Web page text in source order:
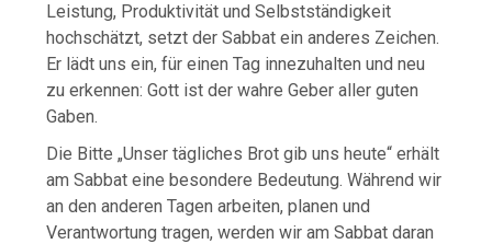
Leistung, Produktivität und Selbstständigkeit
hochschätzt, setzt der Sabbat ein anderes Zeichen.
Er lädt uns ein, für einen Tag innezuhalten und neu
zu erkennen: Gott ist der wahre Geber aller guten
Gaben.
Die Bitte „Unser tägliches Brot gib uns heute“ erhält
am Sabbat eine besondere Bedeutung. Während wir
an den anderen Tagen arbeiten, planen und
Verantwortung tragen, werden wir am Sabbat daran